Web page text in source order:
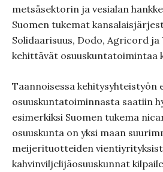
metsäsektorin ja vesialan
Suomen tukemat
Solidaarisuus, Dodo, Agricord
kehittävät osuuskuntatoimintaa
Taannoisessa kehitysyhteistyön
osuuskuntatoiminnasta saatiin
esimerkiksi Suomen tukema
osuuskunta on yksi maan
meijerituotteiden
kahvinviljelijäosuuskunnat